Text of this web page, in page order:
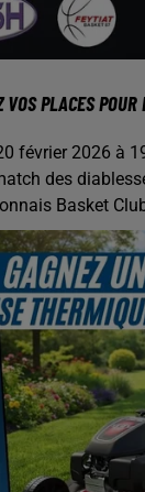
PLACES
février 2026 à
des
Basket